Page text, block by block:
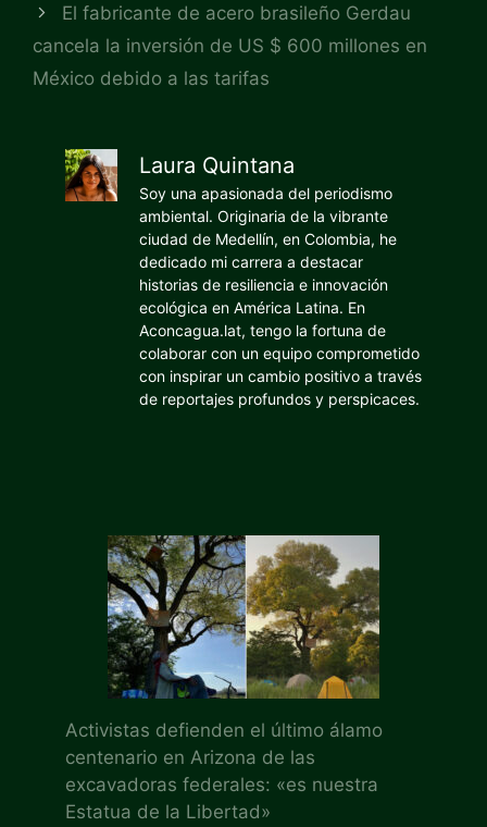
El fabricante de acero brasileño Gerdau
cancela la inversión de US $ 600 millones en
México debido a las tarifas
Laura Quintana
Soy una apasionada del periodismo
ambiental. Originaria de la vibrante
ciudad de Medellín, en Colombia, he
dedicado mi carrera a destacar
historias de resiliencia e innovación
ecológica en América Latina. En
Aconcagua.lat, tengo la fortuna de
colaborar con un equipo comprometido
con inspirar un cambio positivo a través
de reportajes profundos y perspicaces.
Activistas defienden el último álamo
centenario en Arizona de las
excavadoras federales: «es nuestra
Estatua de la Libertad»